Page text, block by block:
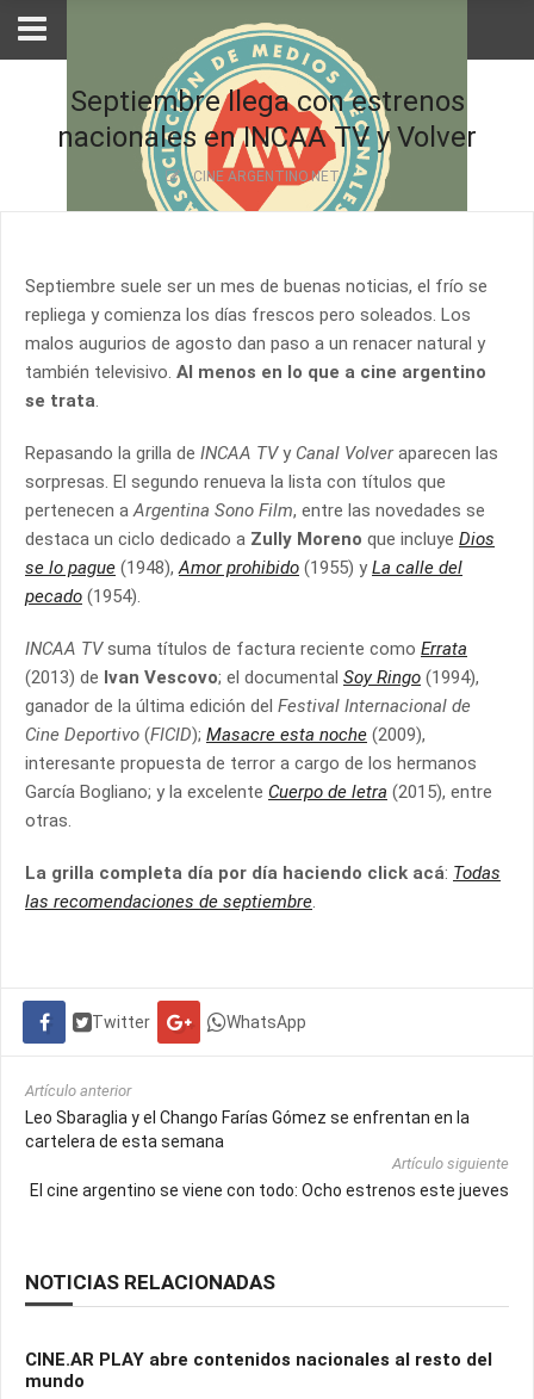
Septiembre llega con estrenos
nacionales en INCAA TV y Volver
CINE ARGENTINO.NET
Septiembre suele ser un mes de buenas noticias, el frío se
repliega y comienza los días frescos pero soleados. Los
malos augurios de agosto dan paso a un renacer natural y
también televisivo. Al menos en lo que a cine argentino
se trata.
Repasando la grilla de INCAA TVy Canal Volveraparecen las
sorpresas. El segundo renueva la lista con títulos que
pertenecen aArgentina Sono Film, entre las novedades se
destaca un ciclo dedicado a Zully Moreno que incluye Dios
se lo pague (1948),Amor prohibido (1955) y La calle del
pecado (1954).
INCAA TVsuma títulos de factura reciente como Errata
(2013) de Ivan Vescovo; el documental Soy Ringo (1994),
ganador de la última edición del Festival Internacional de
Cine Deportivo (FICID); Masacre esta noche (2009),
interesante propuesta de terror a cargo de los hermanos
García Bogliano; y la excelente Cuerpo de letra (2015), entre
otras.
La grilla completa día por día haciendo click acá: Todas
las recomendaciones de septiembre.
Twitter WhatsApp
Artículo anterior
Leo Sbaraglia y el Chango Farías Gómez se enfrentan en la
cartelera de esta semana
Artículo siguiente
El cine argentino se viene con todo: Ocho estrenos este jueves
NOTICIAS RELACIONADAS
CINE.AR PLAY abre contenidos nacionales al resto del
mundo